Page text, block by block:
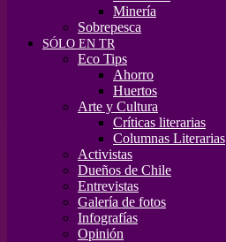
Minería
Sobrepesca
SÓLO EN TR
Eco Tips
Ahorro
Huertos
Arte y Cultura
Críticas literarias
Columnas Literarias
Activistas
Dueños de Chile
Entrevistas
Galería de fotos
Infografías
Opinión